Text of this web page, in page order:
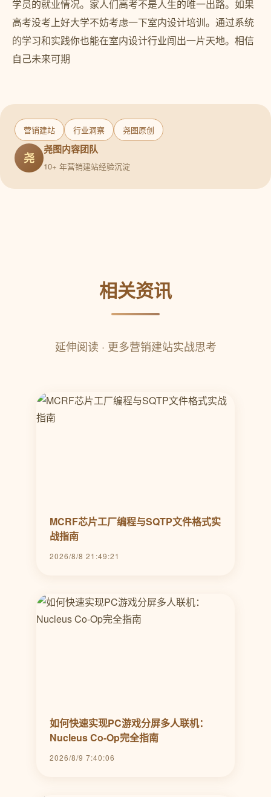
学员的就业情况。家人们高考不是人生的唯一出路。如果
高考没考上好大学不妨考虑一下室内设计培训。通过系统
的学习和实践你也能在室内设计行业闯出一片天地。相信
自己未来可期
营销建站 行业洞察 尧图原创
尧
尧图内容团队
10+ 年营销建站经验沉淀
相关资讯
延伸阅读 · 更多营销建站实战思考
MCRF芯片工厂编程与SQTP文件格式实
战指南
2026/8/8 21:49:21
如何快速实现PC游戏分屏多人联机：
Nucleus Co-Op完全指南
2026/8/9 7:40:06